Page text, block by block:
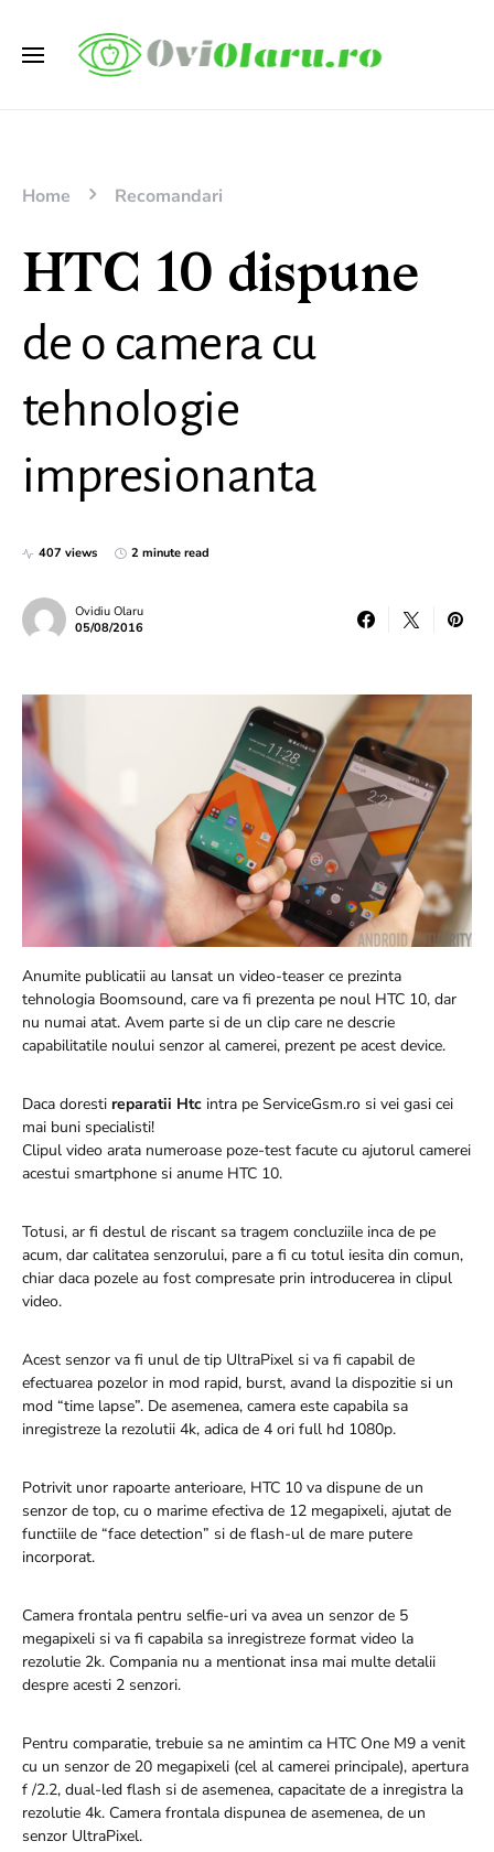
Home Recomandari
HTC 10 dispune
de o camera cu
tehnologie
impresionanta
407 views 2 minute read
Ovidiu Olaru
05/08/2016
Anumite publicatii au lansat un video-teaser ce prezinta
tehnologia Boomsound, care va fi prezenta pe noul HTC 10, dar
nu numai atat. Avem parte si de un clip care ne descrie
capabilitatile noului senzor al camerei, prezent pe acest device.
Daca doresti reparatii Htc intra pe ServiceGsm.ro si vei gasi cei
mai buni specialisti!
Clipul video arata numeroase poze-test facute cu ajutorul camerei
acestui smartphone si anume HTC 10.
Totusi, ar fi destul de riscant sa tragem concluziile inca de pe
acum, dar calitatea senzorului, pare a fi cu totul iesita din comun,
chiar daca pozele au fost compresate prin introducerea in clipul
video.
Acest senzor va fi unul de tip UltraPixel si va fi capabil de
efectuarea pozelor in mod rapid, burst, avand la dispozitie si un
mod “time lapse”. De asemenea, camera este capabila sa
inregistreze la rezolutii 4k, adica de 4 ori full hd 1080p.
Potrivit unor rapoarte anterioare, HTC 10 va dispune de un
senzor de top, cu o marime efectiva de 12 megapixeli, ajutat de
functiile de “face detection” si de flash-ul de mare putere
incorporat.
Camera frontala pentru selfie-uri va avea un senzor de 5
megapixeli si va fi capabila sa inregistreze format video la
rezolutie 2k. Compania nu a mentionat insa mai multe detalii
despre acesti 2 senzori.
Pentru comparatie, trebuie sa ne amintim ca HTC One M9 a venit
cu un senzor de 20 megapixeli (cel al camerei principale), apertura
f /2.2, dual-led flash si de asemenea, capacitate de a inregistra la
rezolutie 4k. Camera frontala dispunea de asemenea, de un
senzor UltraPixel.